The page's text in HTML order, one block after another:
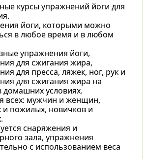
курсы упражнений йоги для
йоги, которыми можно
в любое время и в любом
упражнения йоги,
для сжигания жира,
для пресса, ляжек, ног, рук и
для сжигания жира на
домашних условиях.
всех: мужчин и женщин,
пожилых, новичков и
снаряжения и
зала, упражнения
с использованием веса